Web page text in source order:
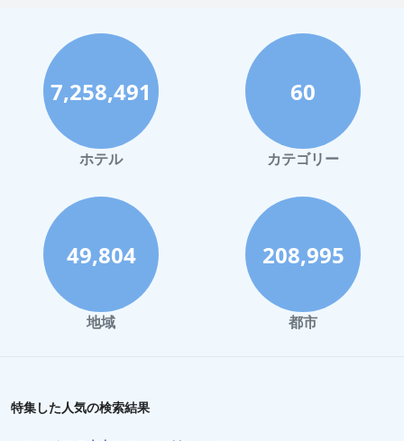
沖縄県での水泳プールがあるホテル
札幌市での水泳プールがあるホテル
北海道での水泳プールがあるホテル
愛知県での水泳プールがあるホテル
和歌山市での水泳プールがあるホテル
仙台市での水泳プールがあるホテル
岐阜市での水泳プールがあるホテル
山形県での水泳プールがあるホテル
愛媛県での水泳プールがあるホテル
登別市での水泳プールがあるホテル
7,258,491
ホテル
60
カテゴリー
49,804
地域
208,995
都市
特集した人気の検索結果